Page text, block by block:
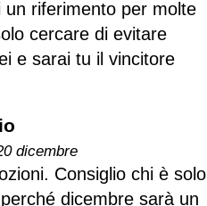
un riferimento per molte
cercare di evitare
e sarai tu il vincitore
dicembre
Consiglio chi è solo
dicembre sarà un